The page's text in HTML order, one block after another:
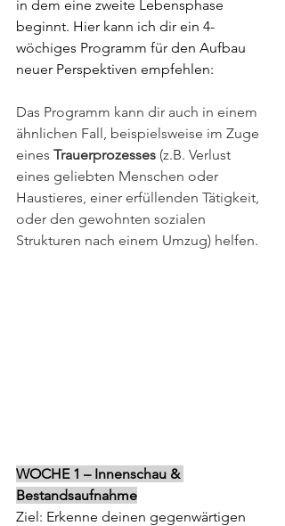
in dem eine zweite Lebensphase
beginnt. Hier kann ich dir ein 4-
wöchiges Programm für den Aufbau
neuer Perspektiven empfehlen:
Das Programm kann dir auch in einem
ähnlichen Fall, beispielsweise im Zuge
eines Trauerprozesses (z.B. Verlust
eines geliebten Menschen oder
Haustieres, einer erfüllenden Tätigkeit,
oder den gewohnten sozialen
Strukturen nach einem Umzug) helfen.
WOCHE 1 – Innenschau &
Bestandsaufnahme
Ziel: Erkenne deinen gegenwärtigen